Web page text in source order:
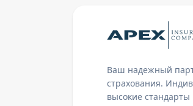
Ваш надежный
страхования.
высокие